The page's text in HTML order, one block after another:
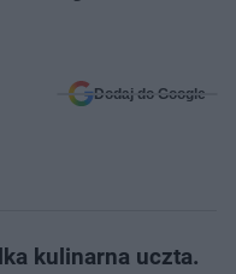
Dodaj do Google
kulinarna uczta.